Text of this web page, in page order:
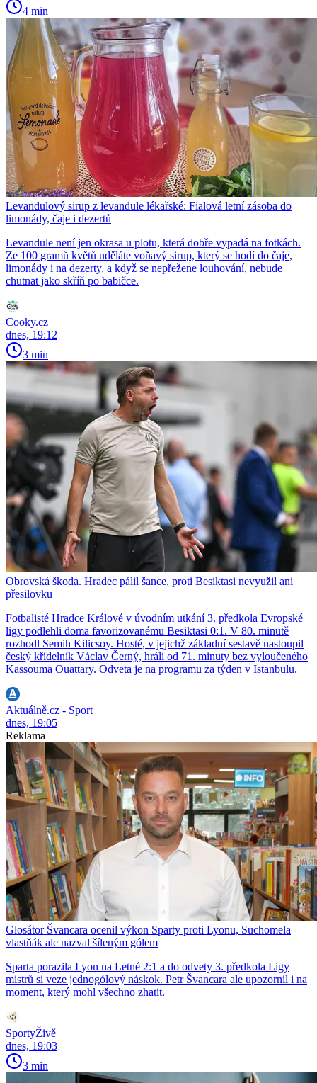
4 min
Levandulový sirup z levandule lékařské: Fialová letní zásoba do
limonády, čaje i dezertů
Levandule není jen okrasa u plotu, která dobře vypadá na fotkách.
Ze 100 gramů květů uděláte voňavý sirup, který se hodí do čaje,
limonády i na dezerty, a když se nepřežene louhování, nebude
chutnat jako skříň po babičce.
Cooky.cz
dnes, 19:12
3 min
Obrovská škoda. Hradec pálil šance, proti Besiktasi nevyužil ani
přesilovku
Fotbalisté Hradce Králové v úvodním utkání 3. předkola Evropské
ligy podlehli doma favorizovanému Besiktasi 0:1. V 80. minutě
rozhodl Semih Kilicsoy. Hosté, v jejichž základní sestavě nastoupil
český křídelník Václav Černý, hráli od 71. minuty bez vyloučeného
Kassouma Ouattary. Odveta je na programu za týden v Istanbulu.
Aktuálně.cz - Sport
dnes, 19:05
Reklama
Glosátor Švancara ocenil výkon Sparty proti Lyonu, Suchomela
vlastňák ale nazval šíleným gólem
Sparta porazila Lyon na Letné 2:1 a do odvety 3. předkola Ligy
mistrů si veze jednogólový náskok. Petr Švancara ale upozornil i na
moment, který mohl všechno zhatit.
SportyŽivě
dnes, 19:03
3 min